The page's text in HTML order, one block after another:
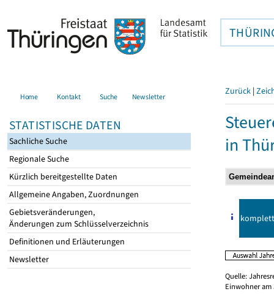
Home Kontakt Suche Newsletter
STATISTISCHE DATEN
Sachliche Suche
Regionale Suche
Kürzlich bereitgestellte Daten
Allgemeine Angaben, Zuordnungen
Gebietsveränderungen,
Änderungen zum Schlüsselverzeichnis
Definitionen und Erläuterungen
Newsletter
Zurück |
in
komplett
Quelle:
Einwohner am